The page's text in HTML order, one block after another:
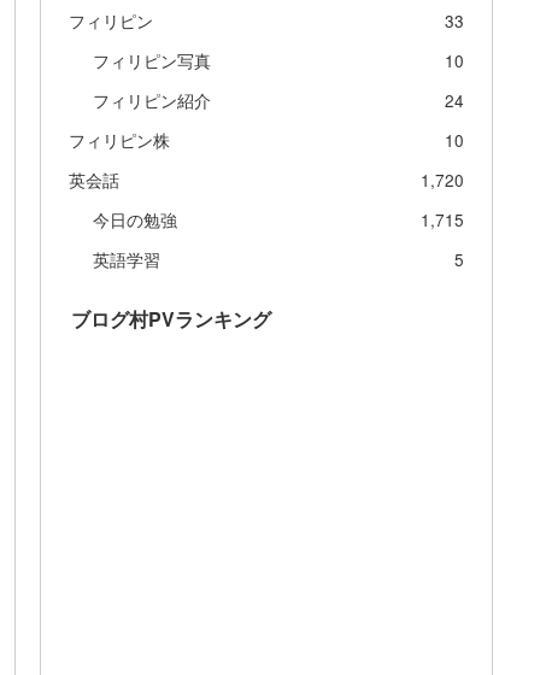
フィリピン
33
フィリピン写真
10
フィリピン紹介
24
フィリピン株
10
英会話
1,720
今日の勉強
1,715
英語学習
5
ブログ村PVランキング